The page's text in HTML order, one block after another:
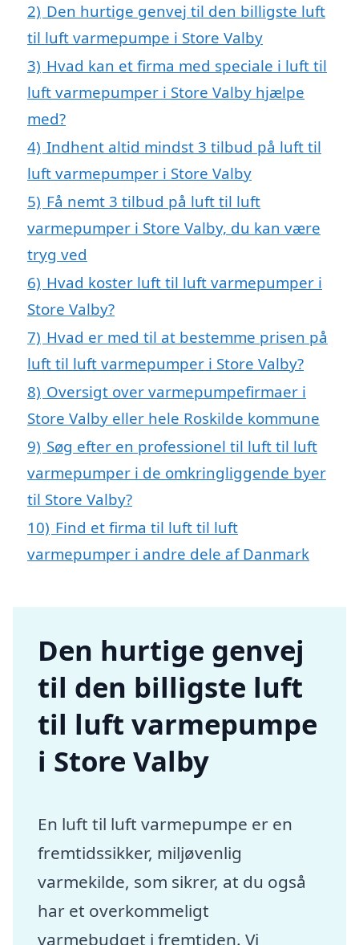
2) Den hurtige genvej til den billigste luft
til luft varmepumpe i Store Valby
3) Hvad kan et firma med speciale i luft til
luft varmepumper i Store Valby hjælpe
med?
4) Indhent altid mindst 3 tilbud på luft til
luft varmepumper i Store Valby
5) Få nemt 3 tilbud på luft til luft
varmepumper i Store Valby, du kan være
tryg ved
6) Hvad koster luft til luft varmepumper i
Store Valby?
7) Hvad er med til at bestemme prisen på
luft til luft varmepumper i Store Valby?
8) Oversigt over varmepumpefirmaer i
Store Valby eller hele Roskilde kommune
9) Søg efter en professionel til luft til luft
varmepumper i de omkringliggende byer
til Store Valby?
10) Find et firma til luft til luft
varmepumper i andre dele af Danmark
Den hurtige genvej
til den billigste luft
til luft varmepumpe
i Store Valby
En luft til luft varmepumpe er en
fremtidssikker, miljøvenlig
varmekilde, som sikrer, at du også
har et overkommeligt
varmebudget i fremtiden. Vi